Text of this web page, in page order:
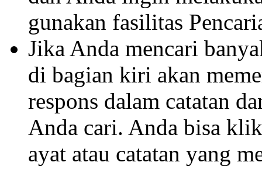
gunakan fasilitas
Jika Anda mencari
di bagian kiri akan
respons dalam catatan
Anda cari. Anda bisa
ayat atau catatan yang